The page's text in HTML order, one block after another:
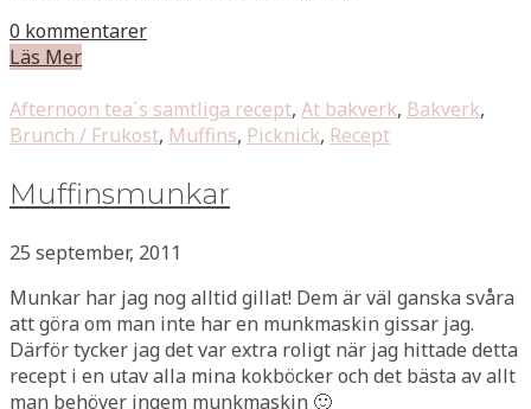
0 kommentarer
Läs Mer
Afternoon tea´s samtliga recept, At bakverk, Bakverk,
Brunch / Frukost, Muffins, Picknick, Recept
Muffinsmunkar
25 september, 2011
Munkar har jag nog alltid gillat! Dem är väl ganska svåra
att göra om man inte har en munkmaskin gissar jag.
Därför tycker jag det var extra roligt när jag hittade detta
recept i en utav alla mina kokböcker och det bästa av allt
man behöver ingem munkmaskin 🙂